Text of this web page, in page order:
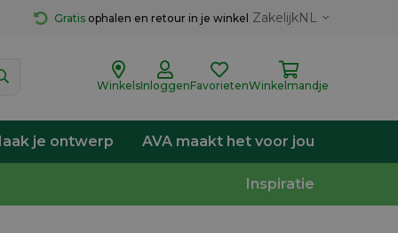
Gratis ophalen en retour in je winkel ZakelijkNL
WinkelsInloggenFavorietenWinkelmandje
je ontwerp AVA maakt het voor jou
Inspiratie